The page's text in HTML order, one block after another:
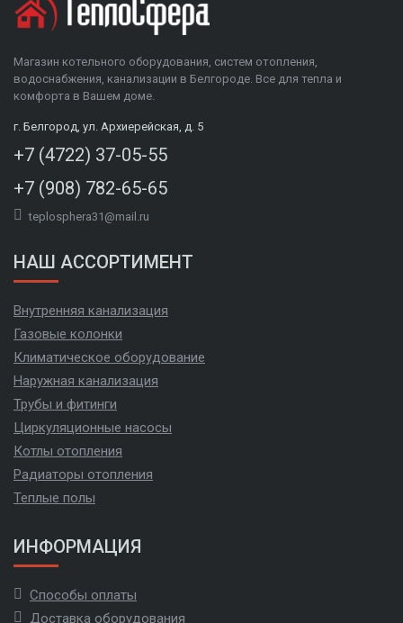
Магазин котельного оборудования, систем отопления,
водоснабжения, канализации в Белгороде. Все для тепла и
комфорта в Вашем доме.
г. Белгород, ул. Архиерейская, д. 5
+7 (4722) 37-05-55
+7 (908) 782-65-65
teplosphera31@mail.ru
НАШ АССОРТИМЕНТ
Внутренняя канализация
Газовые колонки
Климатическое оборудование
Наружная канализация
Трубы и фитинги
Циркуляционные насосы
Котлы отопления
Радиаторы отопления
Теплые полы
ИНФОРМАЦИЯ
Способы оплаты
Доставка оборудования